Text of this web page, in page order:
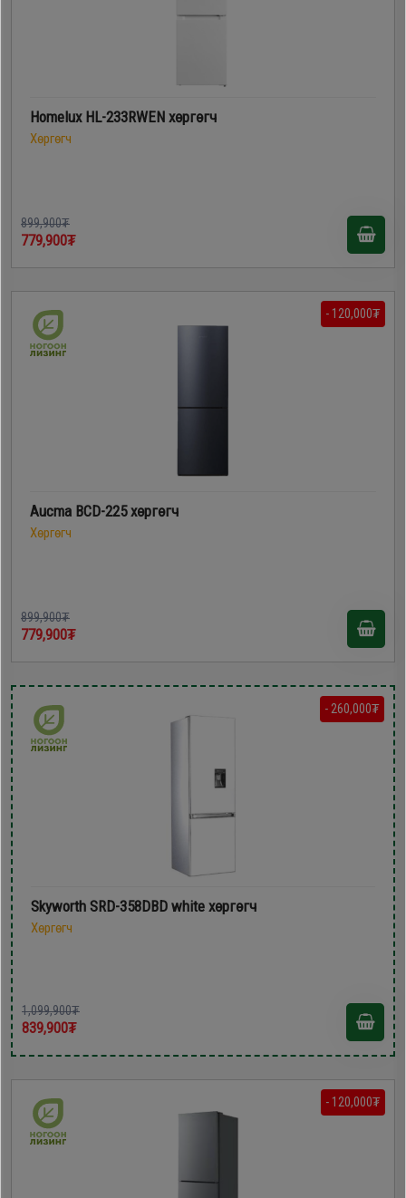
Homelux HL-233RWEN хөргөгч
Хөргөгч
899,900₮
779,900₮
- 120,000₮
Aucma BCD-225 хөргөгч
Хөргөгч
899,900₮
779,900₮
- 260,000₮
Skyworth SRD-358DBD white хөргөгч
Хөргөгч
1,099,900₮
839,900₮
- 120,000₮